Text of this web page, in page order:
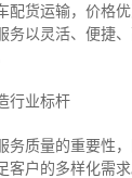
配货运输，价格
务以灵活、便捷
行业标杆
务质量的重要性
客户的多样化需